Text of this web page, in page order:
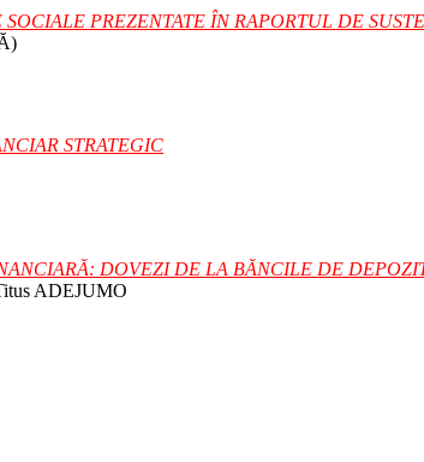
PREZENTATE ÎN RAPORTUL DE
STRATEGIC
DOVEZI DE LA BĂNCILE DE
ADEJUMO